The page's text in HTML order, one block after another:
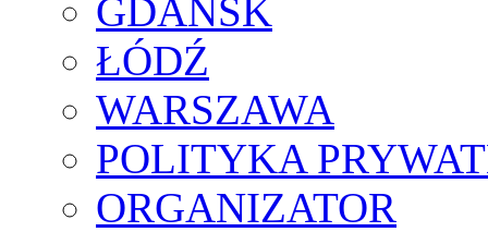
GDAŃSK
ŁÓDŹ
WARSZAWA
POLITYKA
ORGANIZATOR